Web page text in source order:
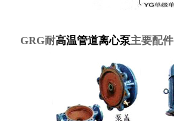
GRG耐高温管道离心泵主要配件